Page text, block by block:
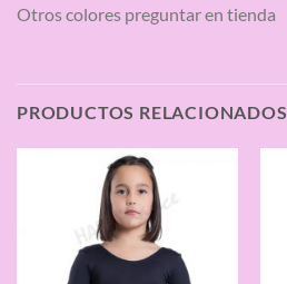
Otros colores preguntar en tienda
PRODUCTOS RELACIONADOS